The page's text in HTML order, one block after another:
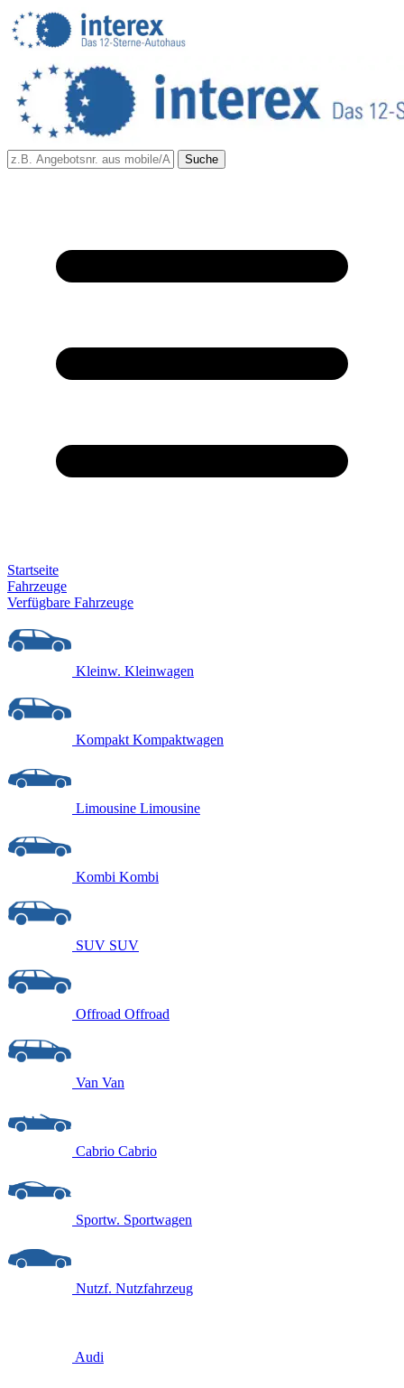
Suche
Startseite
Fahrzeuge
Verfügbare Fahrzeuge
Kleinw. Kleinwagen
Kompakt Kompaktwagen
Limousine Limousine
Kombi Kombi
SUV SUV
Offroad Offroad
Van Van
Cabrio Cabrio
Sportw. Sportwagen
Nutzf. Nutzfahrzeug
Audi